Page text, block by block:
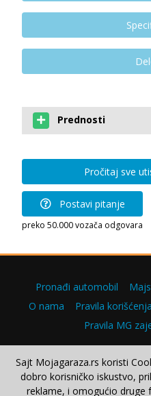
Prednosti
Pročitaj sve
Postavi pitanje
preko 50.000 vozača odgovara
Pronađi automobil
O nama
Pravila korišćenja
Pravila MG
Copyright
Sajt Mojagaraza.rs koristi
dobro korisničko iskustvo,
reklame, i omogućio druge